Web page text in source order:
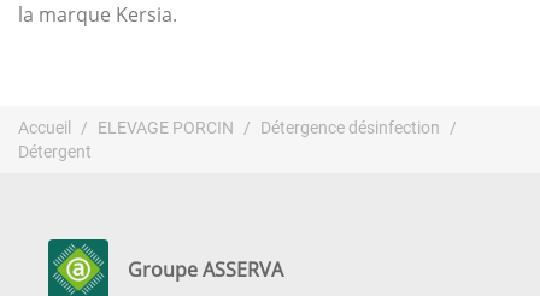
la marque Kersia.
Accueil ELEVAGE PORCIN
Détergence désinfection
Détergent
Groupe ASSERVA